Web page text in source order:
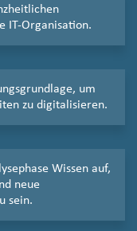
IT-Organisation.
um
zu digitalisieren.
Wissen auf,
neue
sein.